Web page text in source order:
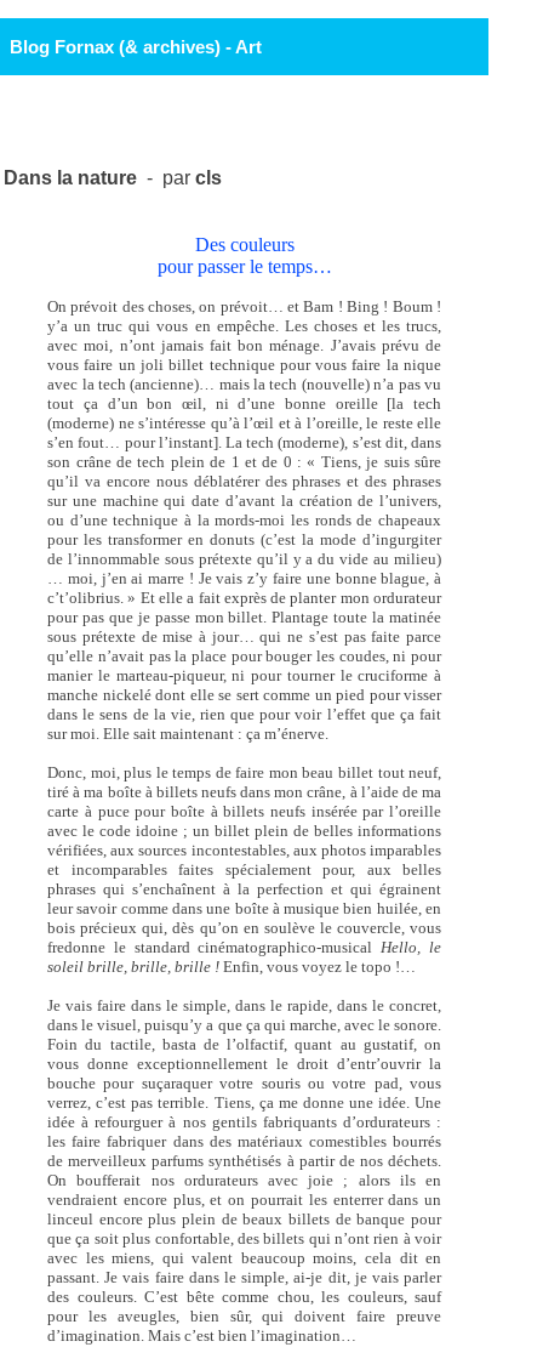
Blog Fornax (& archives) - Art
Dans la nature - parcls
Des couleurs
pour passer le temps…
On prévoit des choses, on prévoit… et Bam ! Bing ! Boum !
y’a un truc qui vous en empêche. Les choses et les trucs,
avec moi, n’ont jamais fait bon ménage. J’avais prévu de
vous faire un joli billet technique pour vous faire la nique
avec la tech (ancienne)… mais la tech (nouvelle) n’a pas vu
tout ça d’un bon œil, ni d’une bonne oreille [la tech
(moderne) ne s’intéresse qu’à l’œil et à l’oreille, le reste elle
s’en fout… pour l’instant]. La tech (moderne), s’est dit, dans
son crâne de tech plein de 1 et de 0 : « Tiens, je suis sûre
qu’il va encore nous déblatérer des phrases et des phrases
sur une machine qui date d’avant la création de l’univers,
ou d’une technique à la mords-moi les ronds de chapeaux
pour les transformer en donuts (c’est la mode d’ingurgiter
de l’innommable sous prétexte qu’il y a du vide au milieu)
… moi, j’en ai marre ! Je vais z’y faire une bonne blague, à
c’t’olibrius. » Et elle a fait exprès de planter mon ordurateur
pour pas que je passe mon billet. Plantage toute la matinée
sous prétexte de mise à jour… qui ne s’est pas faite parce
qu’elle n’avait pas la place pour bouger les coudes, ni pour
manier le marteau-piqueur, ni pour tourner le cruciforme à
manche nickelé dont elle se sert comme un pied pour visser
dans le sens de la vie, rien que pour voir l’effet que ça fait
sur moi. Elle sait maintenant : ça m’énerve.
Donc, moi, plus le temps de faire mon beau billet tout neuf,
tiré à ma boîte à billets neufs dans mon crâne, à l’aide de ma
carte à puce pour boîte à billets neufs insérée par l’oreille
avec le code idoine ; un billet plein de belles informations
vérifiées, aux sources incontestables, aux photos imparables
et incomparables faites spécialement pour, aux belles
phrases qui s’enchaînent à la perfection et qui égrainent
leur savoir comme dans une boîte à musique bien huilée, en
bois précieux qui, dès qu’on en soulève le couvercle, vous
fredonne le standard cinématographico-musicalHello, le
soleil brille, brille, brille ! Enfin, vous voyez le topo !…
Je vais faire dans le simple, dans le rapide, dans le concret,
dans le visuel, puisqu’y a que ça qui marche, avec le sonore.
Foin du tactile, basta de l’olfactif, quant au gustatif, on
vous donne exceptionnellement le droit d’entr’ouvrir la
bouche pour suçaraquer votre souris ou votre pad, vous
verrez, c’est pas terrible. Tiens, ça me donne une idée. Une
idée à refourguer à nos gentils fabriquants d’ordurateurs :
les faire fabriquer dans des matériaux comestibles bourrés
de merveilleux parfums synthétisés à partir de nos déchets.
On boufferait nos ordurateurs avec joie ; alors ils en
vendraient encore plus, et on pourrait les enterrer dans un
linceul encore plus plein de beaux billets de banque pour
que ça soit plus confortable, des billets qui n’ont rien à voir
avec les miens, qui valent beaucoup moins, cela dit en
passant. Je vais faire dans le simple, ai-je dit, je vais parler
des couleurs. C’est bête comme chou, les couleurs, sauf
pour les aveugles, bien sûr, qui doivent faire preuve
d’imagination. Mais c’est bien l’imagination…